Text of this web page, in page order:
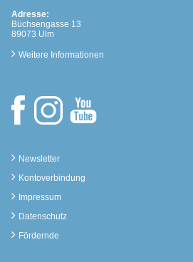
Adresse:
Büchsengasse 13
89073 Ulm
Weitere Informationen
Newsletter
Kontoverbindung
Impressum
Datenschutz
Fördernde